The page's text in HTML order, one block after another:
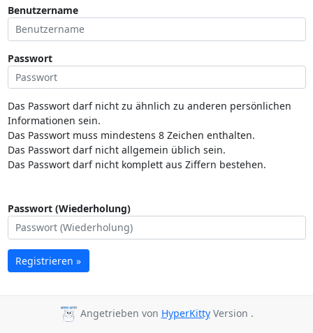
Benutzername
Passwort
Das Passwort darf nicht zu ähnlich zu anderen persönlichen
Informationen sein.
Das Passwort muss mindestens 8 Zeichen enthalten.
Das Passwort darf nicht allgemein üblich sein.
Das Passwort darf nicht komplett aus Ziffern bestehen.
Passwort (Wiederholung)
Registrieren »
Angetrieben von HyperKittyVersion .